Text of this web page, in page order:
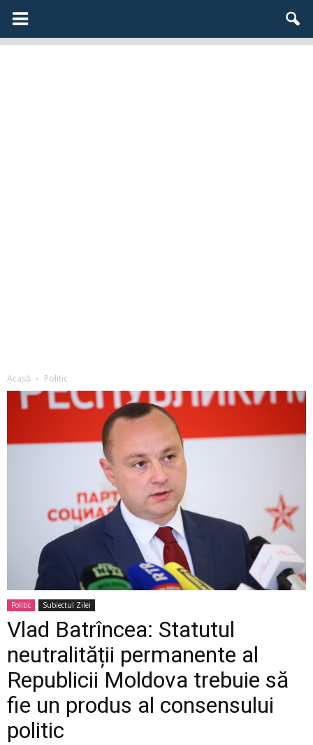
Acasă Politic
Politic Subiectul Zilei
Vlad Batrîncea: Statutul
neutralității permanente al
Republicii Moldova trebuie să
fie un produs al consensului
politic